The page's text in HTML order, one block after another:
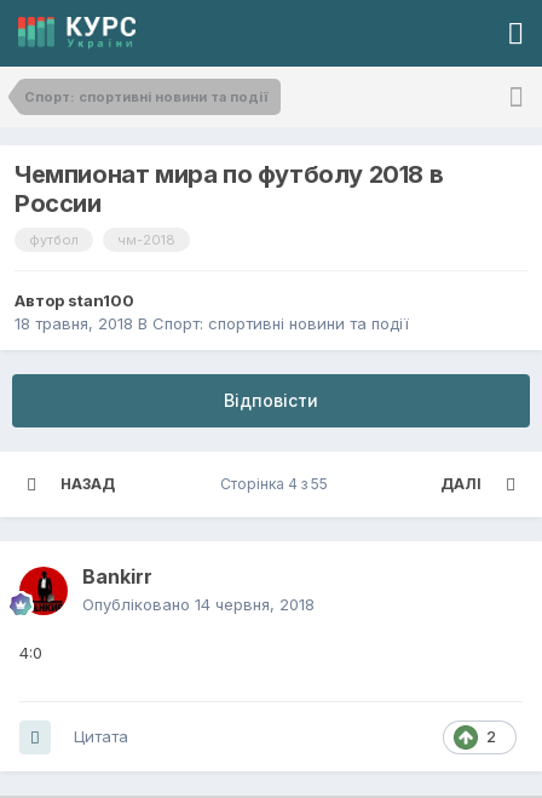
Спорт: спортивні новини та події
Чемпионат мира по футболу 2018 в
России
футбол чм-2018
Автор stan100
18 травня, 2018 В Спорт: спортивні новини та події
Відповісти
НАЗАД ДАЛІ
Сторінка 4 з 55
Bankirr
Опубліковано 14 червня, 2018
4:0
2
Цитата